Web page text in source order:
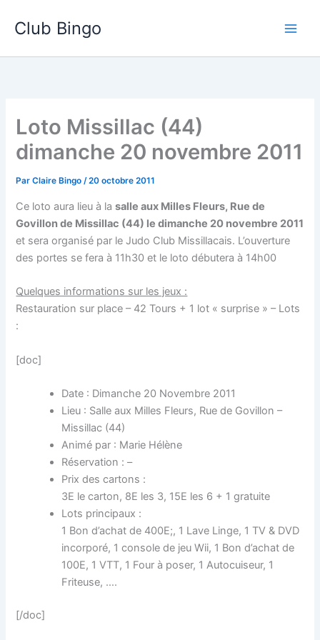
Club Bingo
Loto Missillac (44)
dimanche 20 novembre 2011
ParClaire Bingo/20 octobre 2011
Ce loto aura lieu à lasalle aux Milles Fleurs, Rue de
Govillon de Missillac (44) le dimanche 20 novembre 2011
et sera organisé par le Judo Club Missillacais. L’ouverture
des portes se fera à 11h30 et le loto débutera à 14h00
Quelques informations sur les jeux :
Restauration sur place – 42 Tours + 1 lot « surprise » – Lots
:
[doc]
Date : Dimanche 20 Novembre 2011
Lieu : Salle aux Milles Fleurs, Rue de Govillon –
Missillac (44)
Animé par : Marie Hélène
Réservation : –
Prix des cartons :
3E le carton, 8E les 3, 15E les 6 + 1 gratuite
Lots principaux :
1 Bon d’achat de 400E;, 1 Lave Linge, 1 TV & DVD
incorporé, 1 console de jeu Wii, 1 Bon d’achat de
100E, 1 VTT, 1 Four à poser, 1 Autocuiseur, 1
Friteuse, ….
[/doc]